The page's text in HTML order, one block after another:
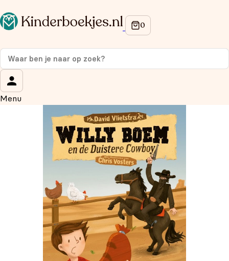
Menu
Op de hoogte blijven van onze acties?
Meld je aan voor onze nieuwsbrief en ontvang
korting
Wat is je voornaam?
Wat is je e-mailadres?*
Aanmelden
We gebruiken je gegevens om contact op te nemen, in
overeenstemming met ons
privacybeleid.